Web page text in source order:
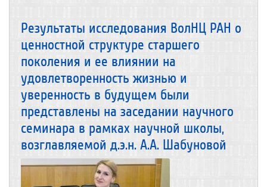
Результаты исследования ВолНЦ РАН о
ценностной структуре старшего
поколения и ее влиянии на
удовлетворенность жизнью и
уверенность в будущем были
представлены на заседании научного
семинара в рамках научной школы,
возглавляемой д.э.н. А.А. Шабуновой